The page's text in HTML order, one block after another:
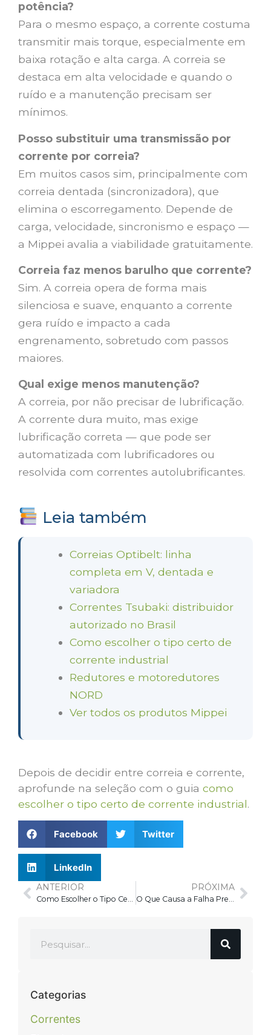
potência?
Para o mesmo espaço, a corrente costuma
transmitir mais torque, especialmente em
baixa rotação e alta carga. A correia se
destaca em alta velocidade e quando o
ruído e a manutenção precisam ser
mínimos.
Posso substituir uma transmissão por
corrente por correia?
Em muitos casos sim, principalmente com
correia dentada (sincronizadora), que
elimina o escorregamento. Depende de
carga, velocidade, sincronismo e espaço —
a Mippei avalia a viabilidade gratuitamente.
Correia faz menos barulho que corrente?
Sim. A correia opera de forma mais
silenciosa e suave, enquanto a corrente
gera ruído e impacto a cada
engrenamento, sobretudo com passos
maiores.
Qual exige menos manutenção?
A correia, por não precisar de lubrificação.
A corrente dura muito, mas exige
lubrificação correta — que pode ser
automatizada com lubrificadores ou
resolvida com correntes autolubrificantes.
Leia também
Correias Optibelt: linha
completa em V, dentada e
variadora
Correntes Tsubaki: distribuidor
autorizado no Brasil
Como escolher o tipo certo de
corrente industrial
Redutores e motoredutores
NORD
Ver todos os produtos Mippei
Depois de decidir entre correia e corrente,
aprofunde na seleção com o guia como
escolher o tipo certo de corrente industrial.
Facebook Twitter
LinkedIn
ANTERIOR
Como Escolher o Tipo Certo de Corrente Industrial: Guia Técnico
PRÓXIMA
O Que Causa a Falha Prematura de Rolamentos (e Como Evitar)
Categorias
Correntes